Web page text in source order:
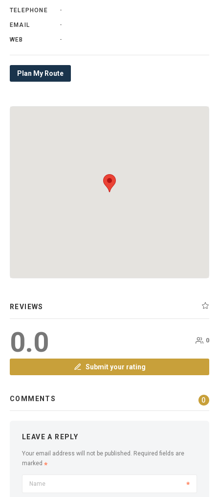
TELEPHONE -
EMAIL -
WEB -
Plan My Route
REVIEWS
0.0 0
Submit your rating
COMMENTS 0
LEAVE A REPLY
Your email address will not be published. Required fields are
marked
Name